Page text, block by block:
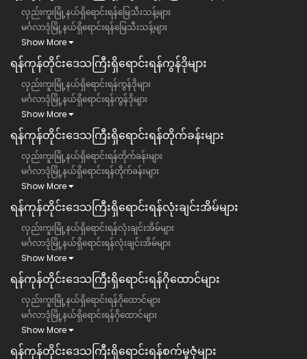
လှည်းကူးမြို့နယ်ရှိရောင်းရန်မြေသီးသန့်များ
မင်္ဂလာဒုံမြို့နယ်ရှိရောင်းရန်မြေသီးသန့်များ
Show More
ရန်ကုန်တိုင်းဒေသကြီး​ရှိရောင်းရန်ကွန်ဒိုများ
လှည်းကူးမြို့နယ်ရှိရောင်းရန်ကွန်ဒိုများ
မင်္ဂလာဒုံမြို့နယ်ရှိရောင်းရန်ကွန်ဒိုများ
Show More
ရန်ကုန်တိုင်းဒေသကြီး​ရှိရောင်းရန်တိုက်ခန်းများ
လှည်းကူးမြို့နယ်ရှိရောင်းရန်တိုက်ခန်းများ
မင်္ဂလာဒုံမြို့နယ်ရှိရောင်းရန်တိုက်ခန်းများ
Show More
ရန်ကုန်တိုင်းဒေသကြီး​ရှိရောင်းရန်လုံးချင်းအိမ်များ
လှည်းကူးမြို့နယ်ရှိရောင်းရန်လုံးချင်းအိမ်များ
မင်္ဂလာဒုံမြို့နယ်ရှိရောင်းရန်လုံးချင်းအိမ်များ
Show More
ရန်ကုန်တိုင်းဒေသကြီး​ရှိရောင်းရန်ဂိုထောင်များ
လှည်းကူးမြို့နယ်ရှိရောင်းရန်ဂိုထောင်များ
မင်္ဂလာဒုံမြို့နယ်ရှိရောင်းရန်ဂိုထောင်များ
Show More
ရန်ကုန်တိုင်းဒေသကြီး​ရှိရောင်းရန်စက်မှုဇုံများ